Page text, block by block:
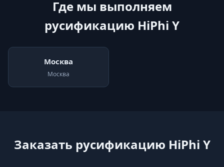
Где мы выполняем
русификацию HiPhi Y
Москва
Москва
Заказать русификацию HiPhi Y